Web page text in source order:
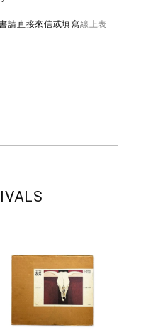
請直接來信或填寫線上表